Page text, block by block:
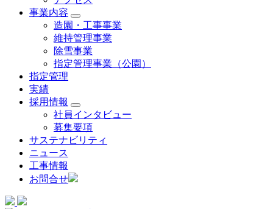
事業内容
造園・工事事業
維持管理事業
除雪事業
指定管理事業（公園）
指定管理
実績
採用情報
社員インタビュー
募集要項
サステナビリティ
ニュース
工事情報
お問合せ